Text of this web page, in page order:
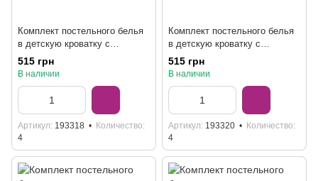
Комплект постельного белья
в детскую кроватку с
простыней на резинке,
голубой
515 грн
В наличии
Артикул 193318
Количество
4
Комплект постельного белья
в детскую кроватку с
простыней на резинке,
бежевый
515 грн
В наличии
Артикул 193320
Количество
4